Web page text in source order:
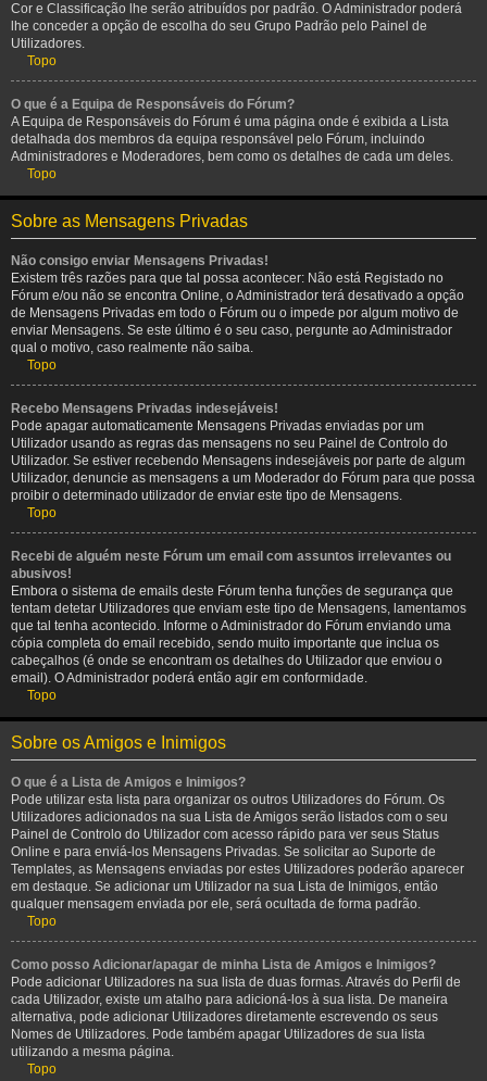
Cor e Classificação lhe serão atribuídos por padrão. O Administrador poderá
lhe conceder a opção de escolha do seu Grupo Padrão pelo Painel de
Utilizadores.
Topo
O que é a Equipa de Responsáveis do Fórum?
A Equipa de Responsáveis do Fórum é uma página onde é exibida a Lista
detalhada dos membros da equipa responsável pelo Fórum, incluindo
Administradores e Moderadores, bem como os detalhes de cada um deles.
Topo
Sobre as Mensagens Privadas
Não consigo enviar Mensagens Privadas!
Existem três razões para que tal possa acontecer: Não está Registado no
Fórum e/ou não se encontra Online, o Administrador terá desativado a opção
de Mensagens Privadas em todo o Fórum ou o impede por algum motivo de
enviar Mensagens. Se este último é o seu caso, pergunte ao Administrador
qual o motivo, caso realmente não saiba.
Topo
Recebo Mensagens Privadas indesejáveis!
Pode apagar automaticamente Mensagens Privadas enviadas por um
Utilizador usando as regras das mensagens no seu Painel de Controlo do
Utilizador. Se estiver recebendo Mensagens indesejáveis por parte de algum
Utilizador, denuncie as mensagens a um Moderador do Fórum para que possa
proibir o determinado utilizador de enviar este tipo de Mensagens.
Topo
Recebi de alguém neste Fórum um email com assuntos irrelevantes ou
abusivos!
Embora o sistema de emails deste Fórum tenha funções de segurança que
tentam detetar Utilizadores que enviam este tipo de Mensagens, lamentamos
que tal tenha acontecido. Informe o Administrador do Fórum enviando uma
cópia completa do email recebido, sendo muito importante que inclua os
cabeçalhos (é onde se encontram os detalhes do Utilizador que enviou o
email). O Administrador poderá então agir em conformidade.
Topo
Sobre os Amigos e Inimigos
O que é a Lista de Amigos e Inimigos?
Pode utilizar esta lista para organizar os outros Utilizadores do Fórum. Os
Utilizadores adicionados na sua Lista de Amigos serão listados com o seu
Painel de Controlo do Utilizador com acesso rápido para ver seus Status
Online e para enviá-los Mensagens Privadas. Se solicitar ao Suporte de
Templates, as Mensagens enviadas por estes Utilizadores poderão aparecer
em destaque. Se adicionar um Utilizador na sua Lista de Inimigos, então
qualquer mensagem enviada por ele, será ocultada de forma padrão.
Topo
Como posso Adicionar/apagar de minha Lista de Amigos e Inimigos?
Pode adicionar Utilizadores na sua lista de duas formas. Através do Perfil de
cada Utilizador, existe um atalho para adicioná-los à sua lista. De maneira
alternativa, pode adicionar Utilizadores diretamente escrevendo os seus
Nomes de Utilizadores. Pode também apagar Utilizadores de sua lista
utilizando a mesma página.
Topo